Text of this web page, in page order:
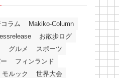
ラム
Makiko-Column
お散歩ログ
グルメ
スポーツ
フィンランド
モルック
世界大会